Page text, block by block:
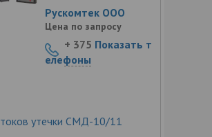
утечки СМД-10/11
Рускомтек ООО
Цена по запросу
+ 375 Показать т
елефоны